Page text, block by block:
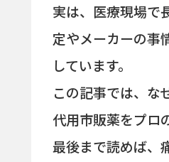
実は、医療現場で
定やメーカーの事
しています。
この記事では、な
代用市販薬をプロ
最後まで読めば、